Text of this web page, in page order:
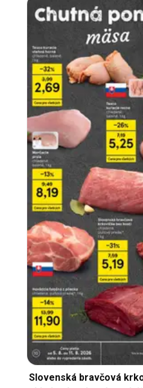
Slovenská bravčová